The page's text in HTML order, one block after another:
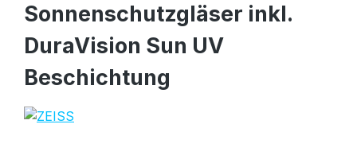
Sonnenschutzgläser inkl.
DuraVision Sun UV
Beschichtung